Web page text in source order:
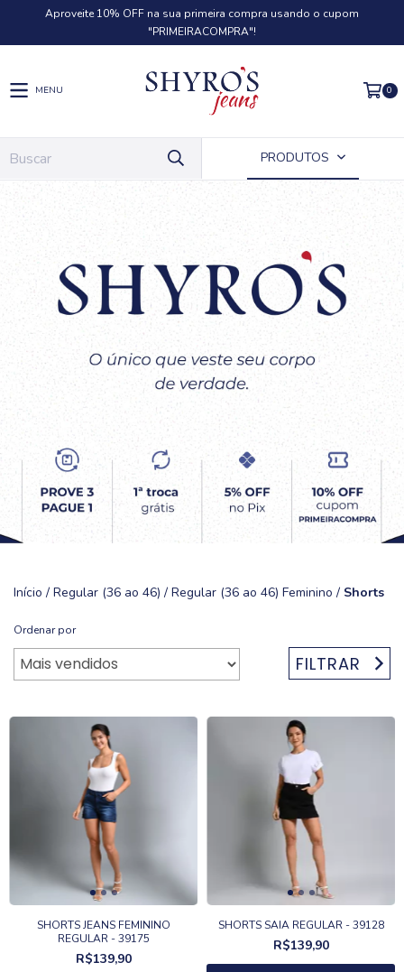
Aproveite 10% OFF na sua primeira compra usando o cupom
"PRIMEIRACOMPRA"!
MENU 0
PRODUTOS
Início / Regular (36 ao 46) / Regular (36 ao 46) Feminino / Shorts
Ordenar por
FILTRAR
SHORTS JEANS FEMININO
REGULAR - 39175
R$139,90
SHORTS SAIA REGULAR - 39128
R$139,90